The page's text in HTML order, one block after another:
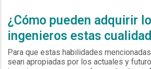
¿Cómo pueden adquirir
ingenieros estas
Para que estas habilidades
sean apropiadas por los actuales y